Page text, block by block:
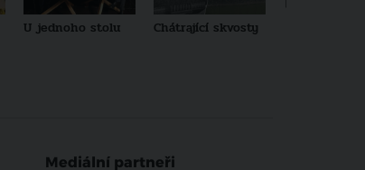
U jednoho stolu Chátrající skvosty
Mediální partneři